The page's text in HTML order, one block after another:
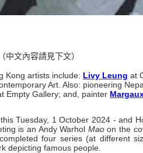
文內容請見下文）
Kong artists include: Livy Leung at
Art. Also: pioneering
Empty Gallery; and, painter
Tuesday, 1 October 2024 - and
is an Andy Warhol Maoon the
four series (at different
depicting famous people.